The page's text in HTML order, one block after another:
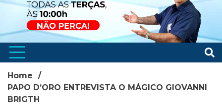
Home
PAPO D’ORO ENTREVISTA O MÁGICO GIOVANNI
BRIGTH